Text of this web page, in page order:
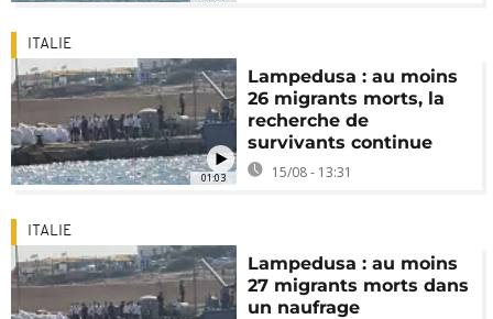
01:03
ITALIE
Lampedusa : au moins
26 migrants morts, la
recherche de
survivants continue
15/08 - 13:31
ITALIE
Lampedusa : au moins
27 migrants morts dans
un naufrage